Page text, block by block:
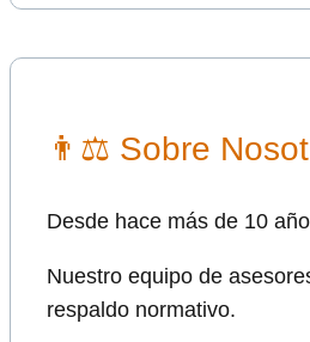
👨⚖ Sobre
Desde hace más de 10
Nuestro equipo de
respaldo normativo.